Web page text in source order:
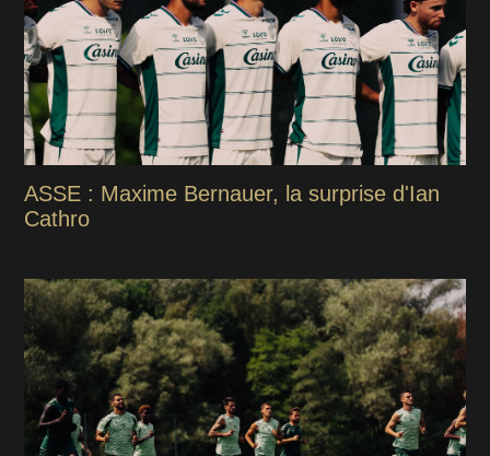
ASSE : Maxime Bernauer, la surprise d'Ian
Cathro